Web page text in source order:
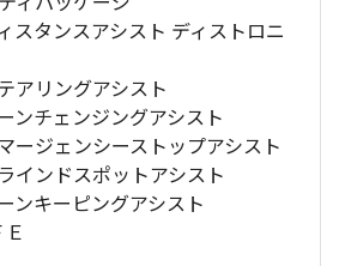
スタンスアシスト ディストロニ
アリングアシスト
ンチェンジングアシスト
ージェンシーストップアシスト
インドスポットアシスト
ンキーピングアシスト